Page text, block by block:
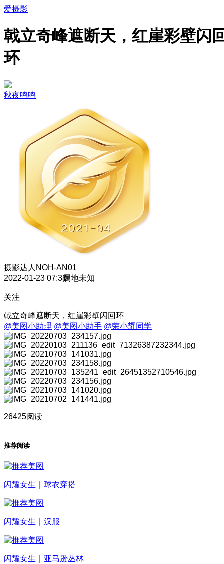
爱摄影
戟立奇峰遮断天，红崖彩壁闪
环
秋夜鸣鸣
摄影达人 NOH-AN01
2022-01-23 07:38属地未知
关注
戟立奇峰遮断天，红崖彩壁闪回环
@美图小助理 @美图小助手 @荣小耀同学
26425阅读
推荐阅读
闪耀女生｜球衣穿搭
闪耀女生｜汉服
闪耀女生｜亚马逊丛林